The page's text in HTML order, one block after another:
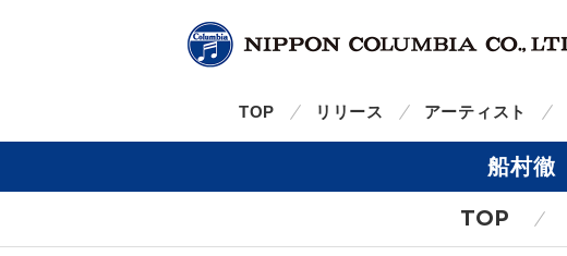
TOP リリース アーティスト
船村徹
TOP